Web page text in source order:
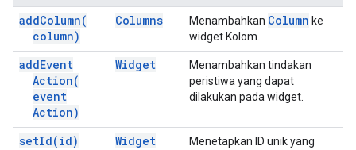
addColumn(
column)
Columns Menambahkan Column ke
widget Kolom.
addEvent
Action(
event
Action)
Widget
Menambahkan tindakan
peristiwa yang dapat
dilakukan pada widget.
setId(id) Widget
Menetapkan ID unik yang